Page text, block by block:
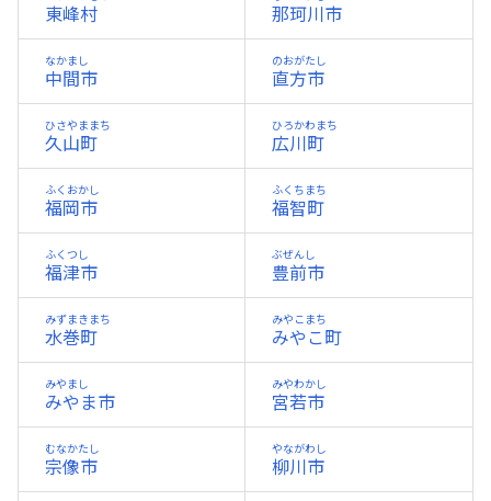
東峰村 那珂川市
中間市
なかまし
直方市
のおがたし
久山町
ひさやままち
広川町
ひろかわまち
福岡市
ふくおかし
福智町
ふくちまち
福津市
ふくつし
豊前市
ぶぜんし
水巻町
みずまきまち
みやこ町
みやこまち
みやま市
みやまし
宮若市
みやわかし
宗像市
むなかたし
柳川市
やながわし